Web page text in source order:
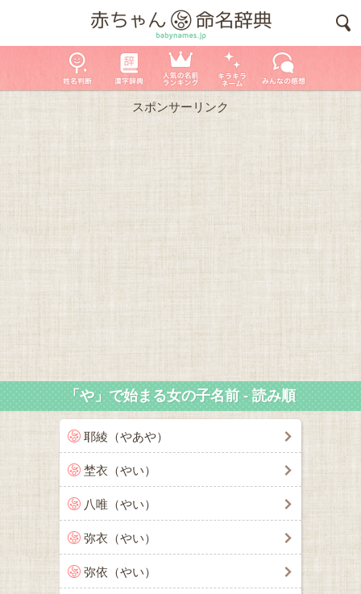
スポンサーリンク
「や」で始まる女の子名前 - 読み順
耶綾（やあや）
埜衣（やい）
八唯（やい）
弥衣（やい）
弥依（やい）